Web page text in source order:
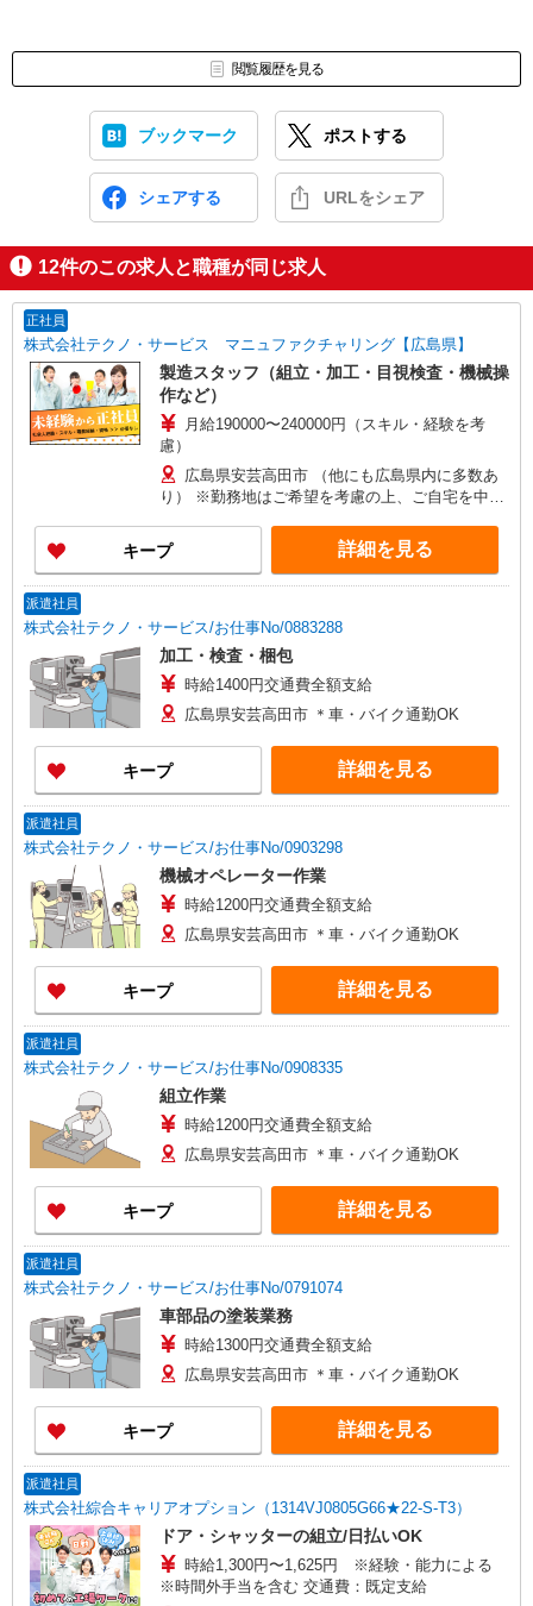
閲覧履歴を見る
ブックマーク ポストする
シェアする URLをシェア
12件のこの求人と職種が同じ求人
正社員
株式会社テクノ・サービス マニュファクチャリング【広島県】
製造スタッフ（組立・加工・目視検査・機械操
作など）
月給190000〜240000円（スキル・経験を考
慮）
広島県安芸高田市 （他にも広島県内に多数あ
り） ※勤務地はご希望を考慮の上、ご自宅を中心
なし）
キープ 詳細を見る
派遣社員
株式会社テクノ・サービス/お仕事No/0883288
加工・検査・梱包
時給1400円交通費全額支給
広島県安芸高田市 ＊車・バイク通勤OK
キープ 詳細を見る
派遣社員
株式会社テクノ・サービス/お仕事No/0903298
機械オペレーター作業
時給1200円交通費全額支給
広島県安芸高田市 ＊車・バイク通勤OK
キープ 詳細を見る
派遣社員
株式会社テクノ・サービス/お仕事No/0908335
組立作業
時給1200円交通費全額支給
広島県安芸高田市 ＊車・バイク通勤OK
キープ 詳細を見る
派遣社員
株式会社テクノ・サービス/お仕事No/0791074
車部品の塗装業務
時給1300円交通費全額支給
広島県安芸高田市 ＊車・バイク通勤OK
キープ 詳細を見る
派遣社員
株式会社綜合キャリアオプション（1314VJ0805G66★22-S-T3）
ドア・シャッターの組立/日払いOK
時給1,300円〜1,625円 ※経験・能力による
※時間外手当を含む 交通費：既定支給